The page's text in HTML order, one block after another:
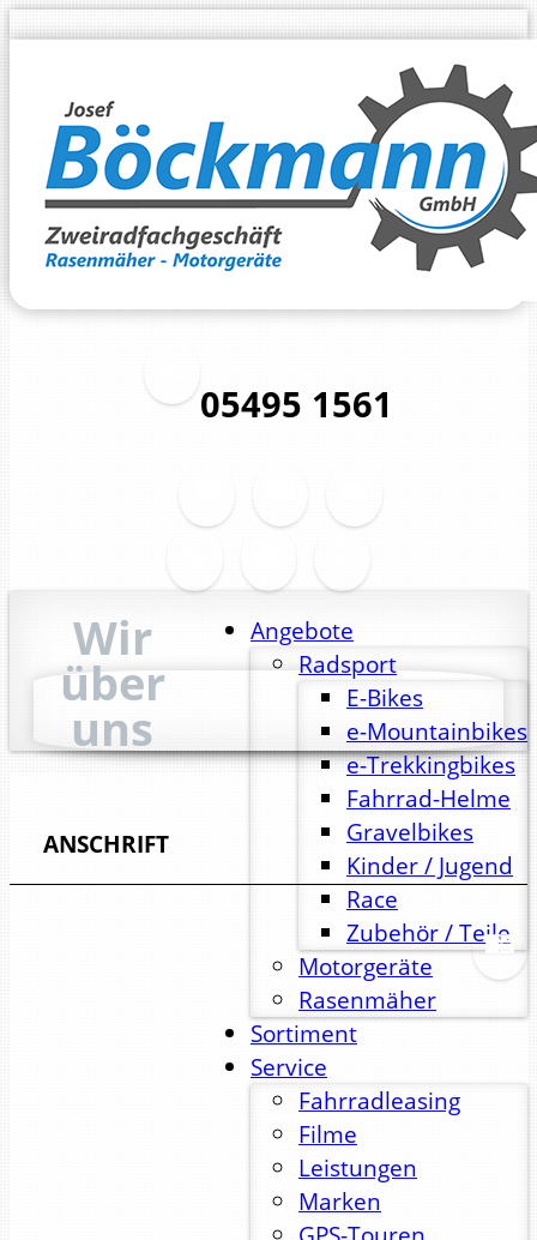
05495 1561
Angebote
Radsport
E-Bikes
e-Mountainbikes
e-Trekkingbikes
Fahrrad-Helme
Gravelbikes
Kinder / Jugend
Race
Zubehör / Teile
Motorgeräte
Rasenmäher
Sortiment
Service
Fahrradleasing
Filme
Leistungen
Marken
Wir
über
uns
ANSCHRIFT